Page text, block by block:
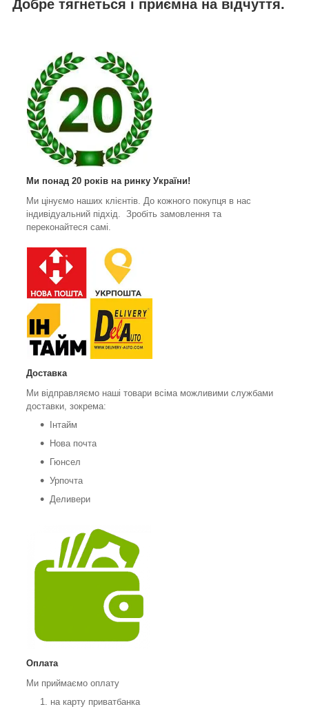
Добре тягнеться і приємна на відчуття.
Ми понад 20 років на ринку України!
Ми цінуємо наших клієнтів. До кожного покупця в нас
індивідуальний підхід. Зробіть замовлення та
переконайтеся самі.
Доставка
Ми відправляємо наші товари всіма можливими службами
доставки, зокрема:
Інтайм
Нова почта
Гюнсел
Урпочта
Деливери
Оплата
Ми приймаємо оплату
на карту приватбанка